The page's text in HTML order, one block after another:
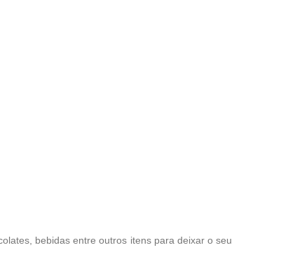
bebidas entre outros itens para deixar o seu